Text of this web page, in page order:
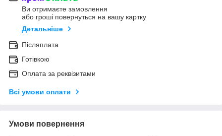
Ви отримаєте замовлення
або гроші повернуться на вашу картку
Детальніше
Післяплата
Готівкою
Оплата за реквізитами
Всі умови оплати
Умови повернення